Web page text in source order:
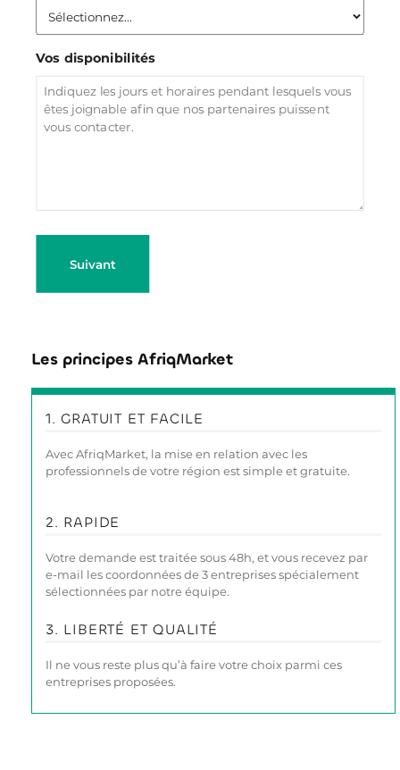
Vos disponibilités
Les principes AfriqMarket
1. GRATUIT ET FACILE
Avec AfriqMarket, la mise en relation avec les
professionnels de votre région est simple et gratuite.
2. RAPIDE
Votre demande est traitée sous 48h, et vous recevez par
e-mail les coordonnées de 3 entreprises spécialement
sélectionnées par notre équipe.
3. LIBERTÉ ET QUALITÉ
Il ne vous reste plus qu’à faire votre choix parmi ces
entreprises proposées.